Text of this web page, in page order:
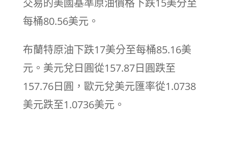
每桶80.56美元。
布蘭特原油下跌17美分至每桶85.16美
元。美元兌日圓從157.87日圓跌至
157.76日圓，歐元兌美元匯率從1.0738
美元跌至1.0736美元。